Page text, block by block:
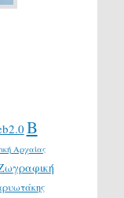
Β
Αρχαίας